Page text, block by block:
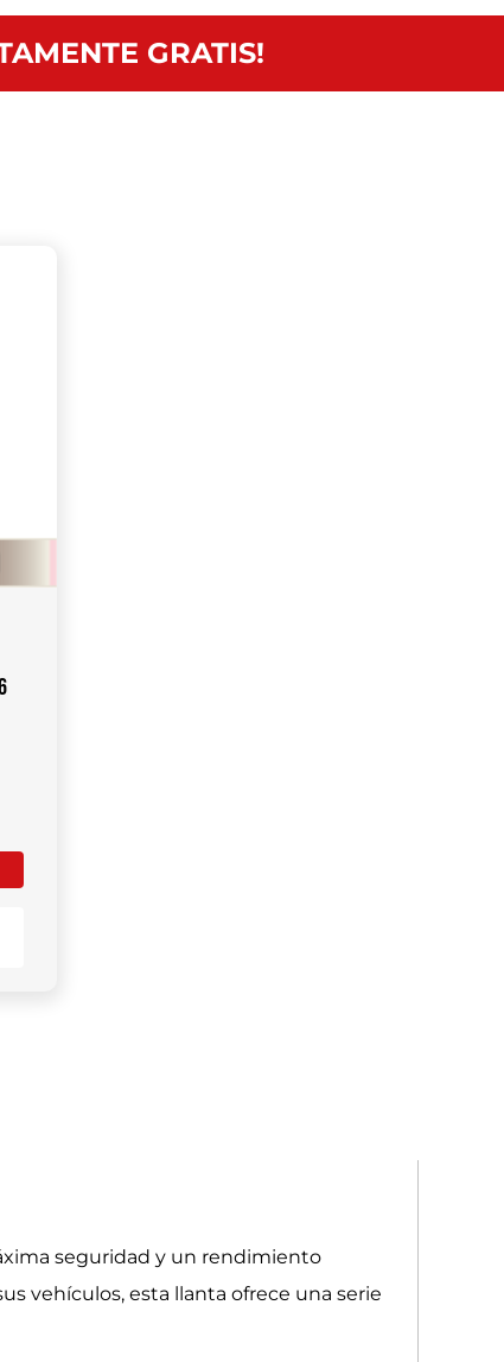
GRATIS!
seguridad y un rendimiento
vehículos, esta llanta ofrece una serie